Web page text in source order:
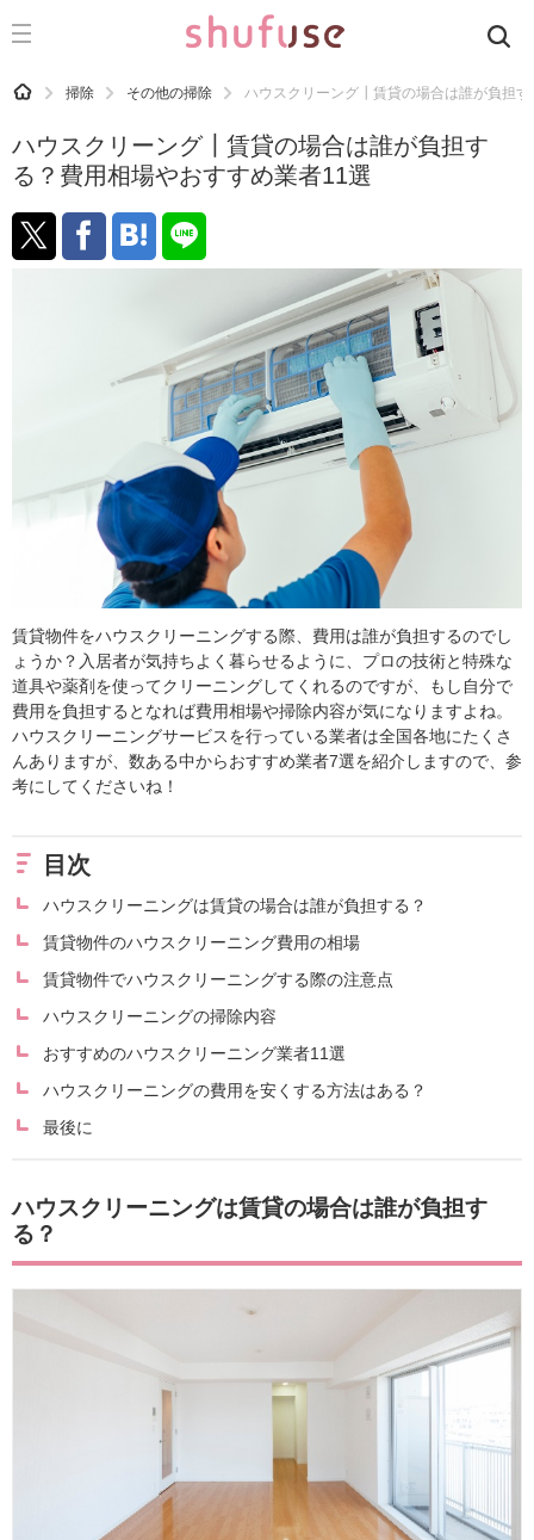
CATEGORY 記事カテゴリ
運気
洗濯
生活の知恵
食材辞典
おすすめ
HOME 掃除 その他の掃除 ハウスクリーング┃賃貸の場合は誰が負担
ハウスクリーング┃賃貸の場合は誰が負担す
る？費用相場やおすすめ業者11選
賃貸物件をハウスクリーニングする際、費用は誰が負担するのでし
ょうか？入居者が気持ちよく暮らせるように、プロの技術と特殊な
道具や薬剤を使ってクリーニングしてくれるのですが、もし自分で
費用を負担するとなれば費用相場や掃除内容が気になりますよね。
ハウスクリーニングサービスを行っている業者は全国各地にたくさ
んありますが、数ある中からおすすめ業者7選を紹介しますので、参
考にしてくださいね！
目次
ハウスクリーニングは賃貸の場合は誰が負担する？
賃貸物件のハウスクリーニング費用の相場
賃貸物件でハウスクリーニングする際の注意点
ハウスクリーニングの掃除内容
おすすめのハウスクリーニング業者11選
ハウスクリーニングの費用を安くする方法はある？
最後に
ハウスクリーニングは賃貸の場合は誰が負担す
る？